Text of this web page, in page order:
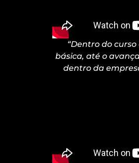
“Dentro do
básica, até o
dentro da